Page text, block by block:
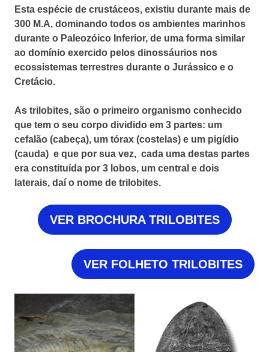
Esta espécie de crustáceos, existiu durante mais de
300 M.A, dominando todos os ambientes marinhos
durante o Paleozóico Inferior, de uma forma similar
ao domínio exercido pelos dinossáurios nos
ecossistemas terrestres durante o Jurássico e o
Cretácio.
As trilobites, são o primeiro organismo conhecido
que tem o seu corpo dividido em 3 partes: um
cefalão (cabeça), um tórax (costelas) e um pigídio
(cauda) e que por sua vez, cada uma destas partes
era constituída por 3 lobos, um central e dois
laterais, daí o nome de trilobites.
VER BROCHURA TRILOBITES
VER FOLHETO TRILOBITES